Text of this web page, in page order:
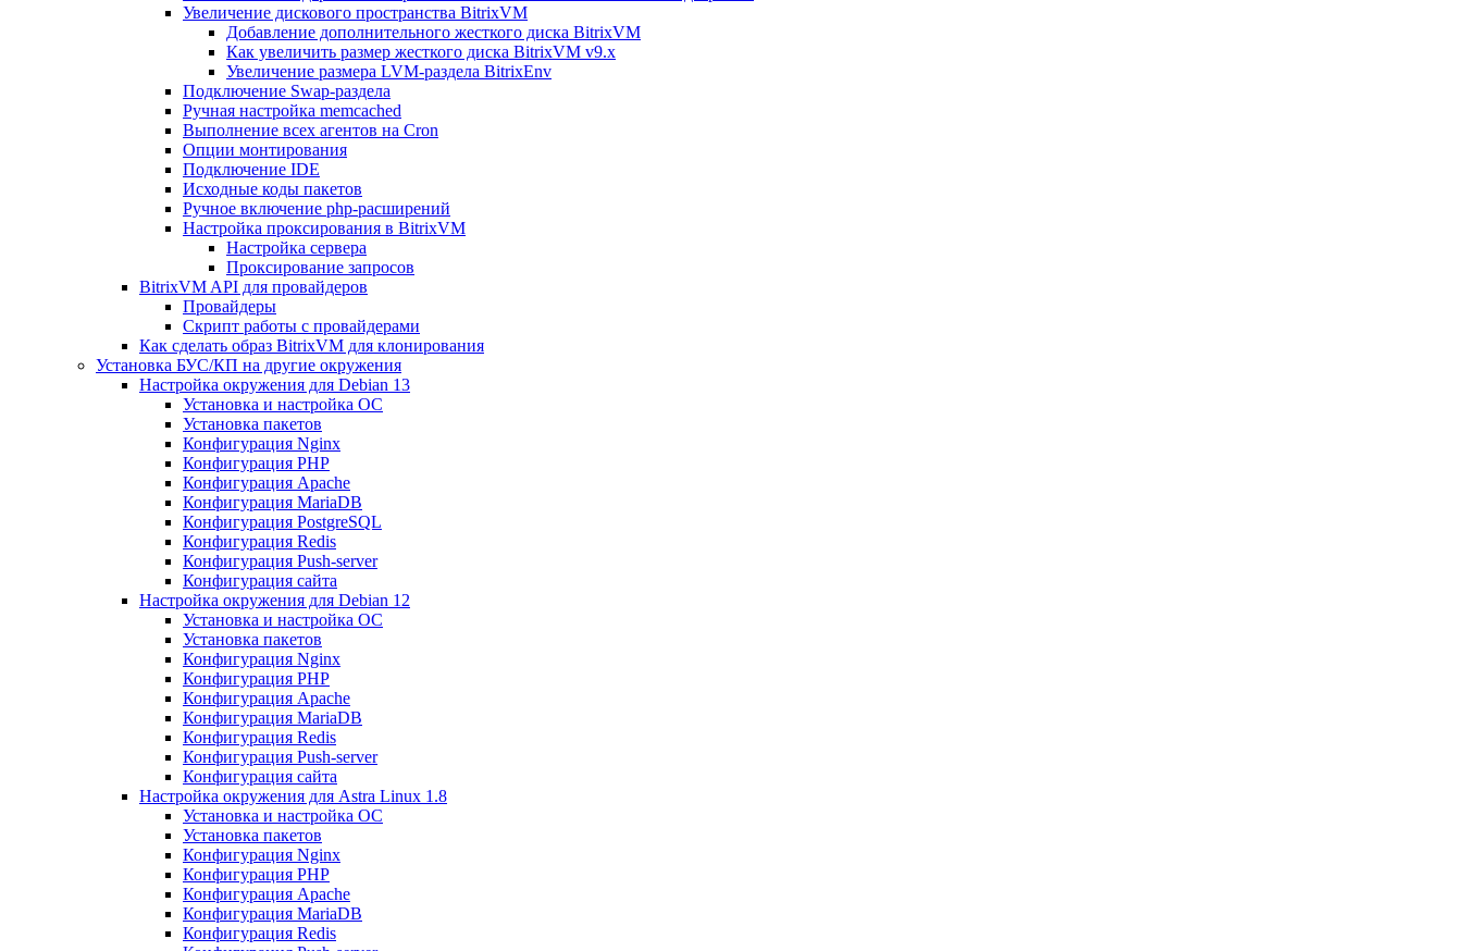
Увеличение дискового пространства BitrixVM
Добавление дополнительного жесткого диска BitrixVM
Как увеличить размер жесткого диска BitrixVM v9.x
Увеличение размера LVM-раздела BitrixEnv
Подключение Swap-раздела
Ручная настройка memcached
Выполнение всех агентов на Cron
Опции монтирования
Подключение IDE
Исходные коды пакетов
Ручное включение php-расширений
Настройка проксирования в BitrixVM
Настройка сервера
Проксирование запросов
BitrixVM API для провайдеров
Провайдеры
Скрипт работы с провайдерами
Как сделать образ BitrixVM для клонирования
Установка БУС/КП на другие окружения
Настройка окружения для Debian 13
Установка и настройка ОС
Установка пакетов
Конфигурация Nginx
Конфигурация PHP
Конфигурация Apache
Конфигурация MariaDB
Конфигурация PostgreSQL
Конфигурация Redis
Конфигурация Push-server
Конфигурация сайта
Настройка окружения для Debian 12
Установка и настройка ОС
Установка пакетов
Конфигурация Nginx
Конфигурация PHP
Конфигурация Apache
Конфигурация MariaDB
Конфигурация Redis
Конфигурация Push-server
Конфигурация сайта
Настройка окружения для Astra Linux 1.8
Установка и настройка ОС
Установка пакетов
Конфигурация Nginx
Конфигурация PHP
Конфигурация Apache
Конфигурация MariaDB
Конфигурация Redis